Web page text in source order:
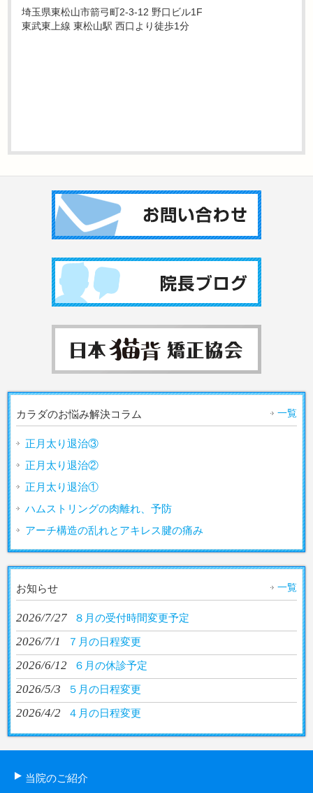
埼玉県東松山市箭弓町2-3-12 野口ビル1F
東武東上線 東松山駅 西口より徒歩1分
カラダのお悩み解決コラム 一覧
正月太り退治③
正月太り退治②
正月太り退治①
ハムストリングの肉離れ、予防
アーチ構造の乱れとアキレス腱の痛み
お知らせ 一覧
2026/7/27 ８月の受付時間変更予定
2026/7/1 ７月の日程変更
2026/6/12 ６月の休診予定
2026/5/3 ５月の日程変更
2026/4/2 ４月の日程変更
当院のご紹介